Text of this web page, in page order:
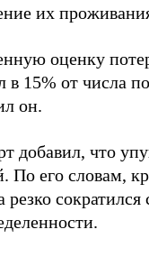
их
оценку
в 15% от числа
он.
добавил, что
По его словам,
резко